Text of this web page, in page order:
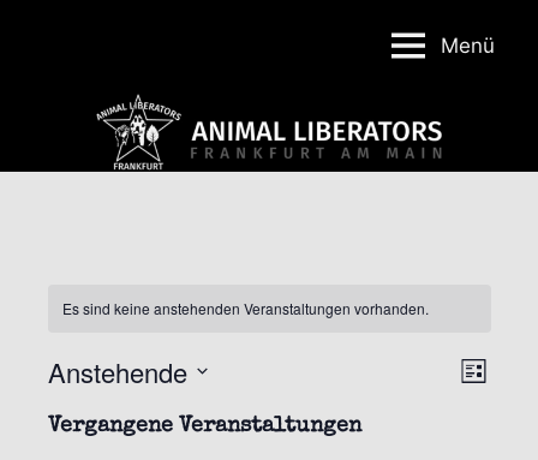
Liberators
Frankfurt
Menü
Es sind keine anstehenden Veranstaltungen vorhanden.
Liste
Anstehende
wählen.
Vergangene Veranstaltungen